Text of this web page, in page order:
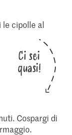
le cipolle al
Ci sei
quasi!
Cospargi di